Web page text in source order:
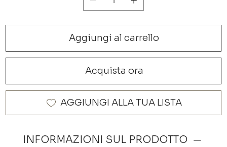
Aggiungi al carrello
Acquista ora
AGGIUNGI ALLA TUA LISTA
INFORMAZIONI SUL PRODOTTO